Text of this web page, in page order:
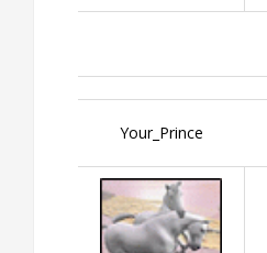
Your_Prince